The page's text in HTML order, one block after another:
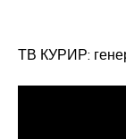
ТВ КУРИР: